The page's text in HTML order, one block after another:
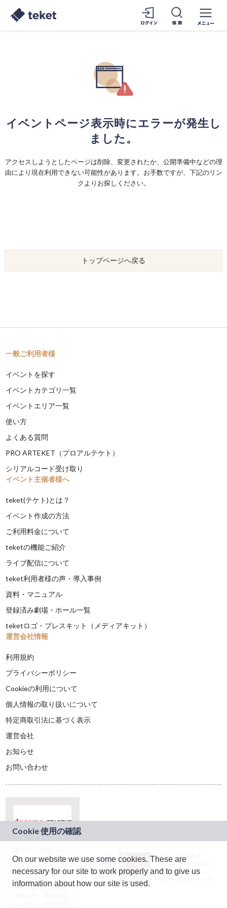
イベントページ表示時にエラーが発生し
ました。
アクセスしようとしたページは削除、変更されたか、公開準備中などの理
由により現在利用できない可能性があります。お手数ですが、下記のリン
クよりお探しください。
トップページへ戻る
一般ご利用者様
イベントを探す
イベントカテゴリ一覧
イベントエリア一覧
使い方
よくある質問
PRO ARTEKET（プロアルテケト）
シリアルコード受け取り
イベント主催者様へ
teket(テケト)とは？
イベント作成の方法
ご利用料金について
teketの機能ご紹介
ライブ配信について
teket利用者様の声・導入事例
資料・マニュアル
登録済み劇場・ホール一覧
teketロゴ・プレスキット（メディアキット）
運営会社情報
利用規約
プライバシーポリシー
Cookieの利用について
個人情報の取り扱いについて
特定商取引法に基づく表示
運営会社
お知らせ
お問い合わせ
ドコモグループの新
規事業創出プログラ
ム「docomo
STARTUP」を通じて
JASRAC許諾番号：
9024936001Y45037
JASRAC許諾番号：
On our website we use some cookies. These are
necessary for our site to work properly and to give us
information about how our site is used.